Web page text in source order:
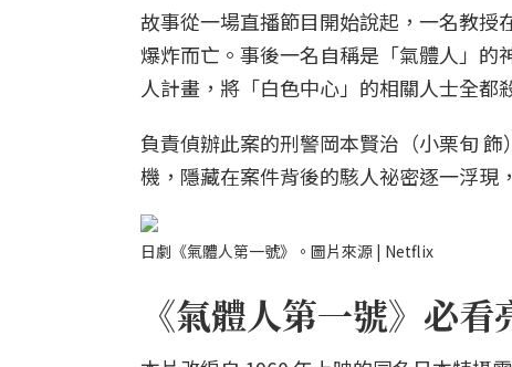
故事從一場直播節目開始說起，一名教授
爆炸而亡。事後一名自稱是「氣體人」的
人計畫，將「白色中心」的相關人士全都
負責偵辦此案的刑警岡本賢治（小栗旬
機，隱藏在案件背後的駭人祕密逐一浮現
日劇《氣體人第一號》。圖片來源 | Netflix
《氣體人第一號》必